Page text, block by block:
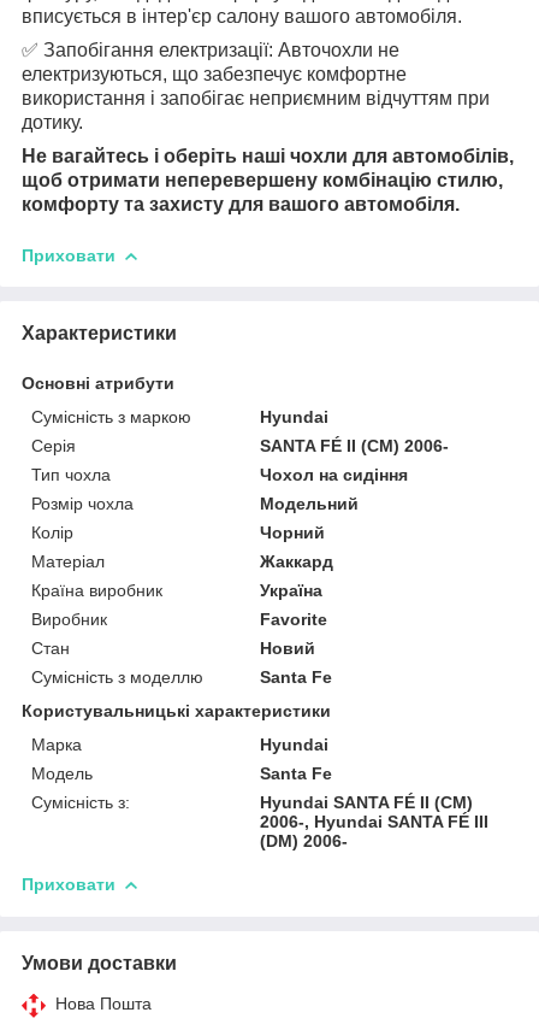
вписується в інтер'єр салону вашого автомобіля.
✅ Запобігання електризації: Авточохли не
електризуються, що забезпечує комфортне
використання і запобігає неприємним відчуттям при
дотику.
Не вагайтесь і оберіть наші чохли для автомобілів,
щоб отримати неперевершену комбінацію стилю,
комфорту та захисту для вашого автомобіля.
Приховати
Характеристики
Основні атрибути
Сумісність з маркою
Hyundai
Серія
SANTA FÉ II (CM) 2006-
Тип чохла
Чохол на сидіння
Розмір чохла
Модельний
Колір
Чорний
Матеріал
Жаккард
Країна виробник
Україна
Виробник
Favorite
Стан
Новий
Сумісність з моделлю
Santa Fe
Користувальницькі характеристики
Марка
Hyundai
Модель
Santa Fe
Сумісність з:
Hyundai SANTA FÉ II (CM)
2006-, Hyundai SANTA FÉ III
(DM) 2006-
Приховати
Умови доставки
Нова Пошта